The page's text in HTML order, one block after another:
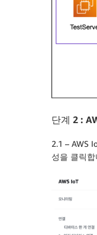
단계 2 :
2.1 – AWS
성을 클릭합